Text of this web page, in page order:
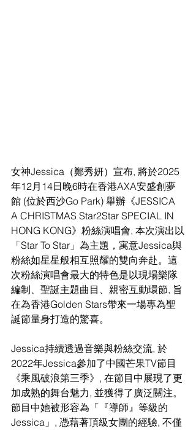
女神Jessica（鄭秀妍）宣布, 將於2025
年12月14日晚6時在香港AXA安盛創夢
館 (位於西沙Go Park) 舉辦《JESSICA
A CHRISTMAS Star2Star SPECIAL IN
HONG KONG》粉絲演唱會, 本次演出以
「Star To Star」為主題，寓意Jessica與
粉絲如星星般相互照耀的雙向奔赴。這
次粉絲演唱會最大的特色是以現場樂隊
編制、聖誕主題曲目、親密互動環節, 旨
在為香港Golden Stars帶來一場專為聖
誕節量身打造的驚喜。
Jessica持續透過音樂與粉絲交流, 於
2022年Jessica參加了中國芒果TV節目
《乘風破浪第三季》, 在節目中展現了更
加成熟的舞台魅力, 並獲得了廣泛關注。
節目中她被形容為「『導師』等級的
Jessica」, 憑藉著頂級女團的經驗, 不僅